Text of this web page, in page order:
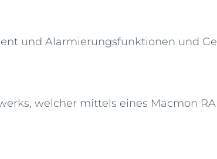
und Alarmierungsfunktionen und
welcher mittels eines Macmon